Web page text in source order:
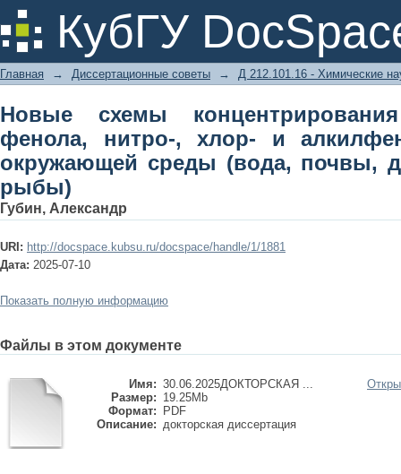
КубГУ
Новые схемы концентрирования
алкилфенолов в объектах
отложения, рыбы)
Главная → Диссертационные советы → Д 212.101.16 - Химические
Новые схемы
фенола, нитро-, хлор- и
окружающей среды (вода, почвы,
рыбы)
Губин, Александр
URI: http://docspace.kubsu.ru/docspace/handle/1/1881
Дата: 2025-07-10
Показать полную информацию
Файлы в этом документе
Имя: 30.06.2025ДОКТОРСКАЯ ...
Размер: 19.25Mb
Формат:
PDF
Описание: докторская диссертация